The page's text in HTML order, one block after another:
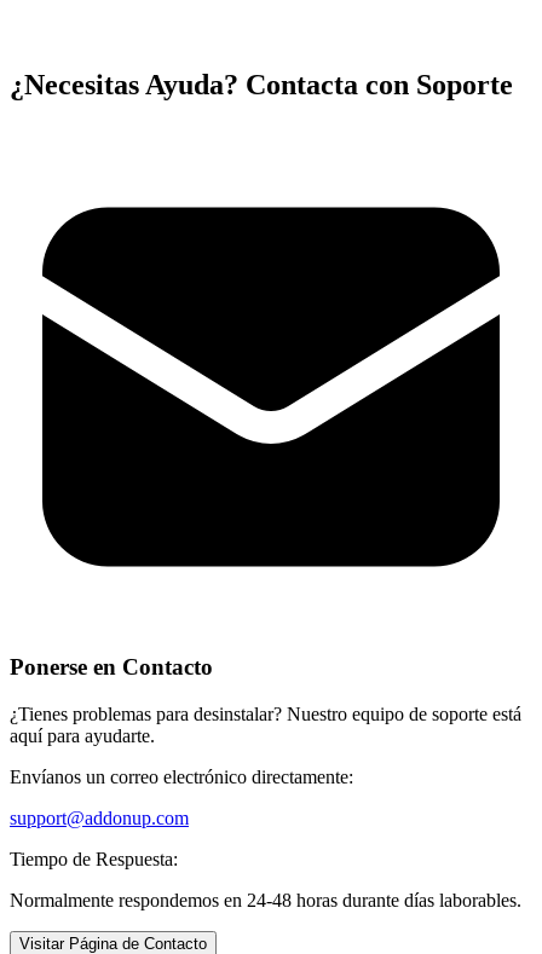
¿Necesitas Ayuda? Contacta con Soporte
Ponerse en Contacto
¿Tienes problemas para desinstalar? Nuestro equipo de soporte está
aquí para ayudarte.
Envíanos un correo electrónico directamente:
support@addonup.com
Tiempo de Respuesta:
Normalmente respondemos en 24-48 horas durante días laborables.
Visitar Página de Contacto